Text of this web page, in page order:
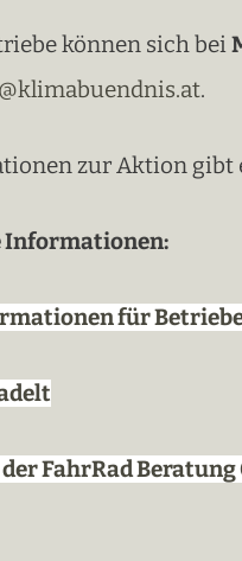
können sich bei
.
zur Aktion gibt
Informationen:
für
FahrRad Beratung